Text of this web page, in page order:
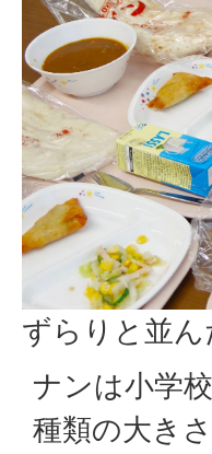
ずらりと並
ナンは小学
種類の大き